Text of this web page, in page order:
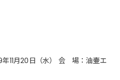
11月20日（水） 会 場：油壷エ